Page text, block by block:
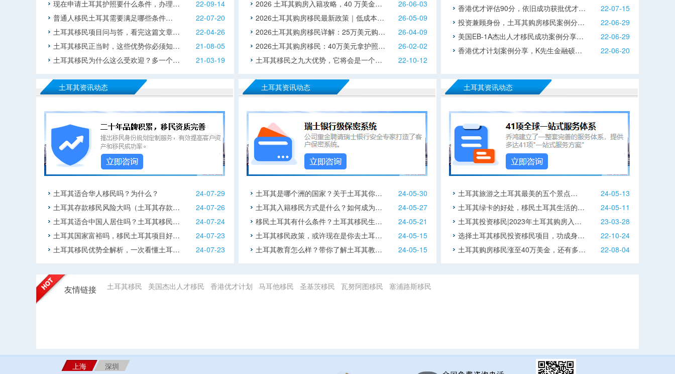
22-09-14
现在申请土耳其护照要什么条件，办理…
22-07-20
普通人移民土耳其需要满足哪些条件…
22-04-26
土耳其移民项目问与答，看完这篇文章…
21-08-05
土耳其移民正当时，这些优势你必须知…
21-03-19
土耳其移民为什么这么受欢迎？多一个…
26-06-03
2026 土耳其购房入籍攻略，40 万美金…
26-05-09
2026土耳其购房移民最新政策｜低成本…
26-04-09
2026土耳其购房移民详解：25万美元购…
26-02-02
2026土耳其购房移民：40万美元拿护照…
22-10-12
土耳其移民之九大优势，它将会是一个…
22-07-15
香港优才评估90分，依旧成功获批优才…
22-06-29
投资兼顾身份，土耳其购房移民案例分…
22-06-29
美国EB-1A杰出人才移民成功案例分享…
22-06-20
香港优才计划案例分享，K先生金融硕…
土耳其资讯动态
24-07-29
土耳其适合华人移民吗？为什么？
24-07-26
土耳其存款移民风险大吗（土耳其存款…
24-07-24
土耳其适合中国人居住吗？土耳其移民…
24-07-23
土耳其国家富裕吗，移民土耳其项目好…
24-07-23
土耳其移民优势全解析，一次看懂土耳…
土耳其资讯动态
24-05-30
土耳其是哪个洲的国家？关于土耳其你…
24-05-27
土耳其入籍移民方式是什么？如何成为…
24-05-21
移民土耳其有什么条件？土耳其移民生…
24-05-15
土耳其移民政策，或许现在是你去土耳…
24-05-15
土耳其教育怎么样？带你了解土耳其教…
土耳其资讯动态
24-05-13
土耳其旅游之土耳其最美的五个景点…
24-05-11
土耳其绿卡的好处，移民土耳其生活的…
23-03-28
土耳其投资移民|2023年土耳其购房入…
22-10-24
选择土耳其移民投资移民项目，功成身…
22-08-04
土耳其购房移民涨至40万美金，还有多…
友情链接 土耳其移民 美国杰出人才移民 香港优才计划 马耳他移民 圣基茨移民 瓦努阿图移民 塞浦路斯移民
上海 深圳